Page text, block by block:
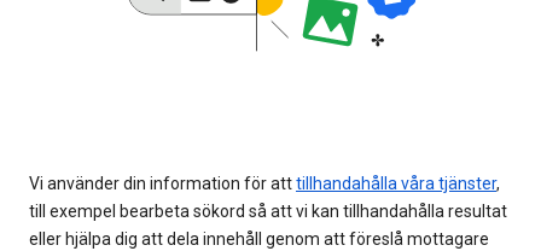
Vi använder din information för atttillhandahålla våra tjänster,
till exempel bearbeta sökord så att vi kan tillhandahålla resultat
eller hjälpa dig att dela innehåll genom att föreslå mottagare